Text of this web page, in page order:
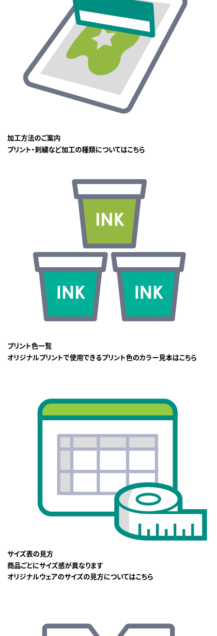
加工方法のご案内
プリント・刺繍など加工の種類についてはこちら
プリント色一覧
オリジナルプリントで使用できるプリント色のカラー見本はこちら
サイズ表の見方
商品ごとにサイズ感が異なります
オリジナルウェアのサイズの見方についてはこちら